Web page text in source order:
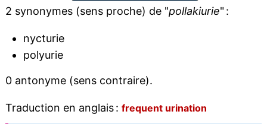
2 synonymes (sens proche) de "pollakiurie" :
nycturie
polyurie
0 antonyme (sens contraire).
Traduction en anglais : frequent urination